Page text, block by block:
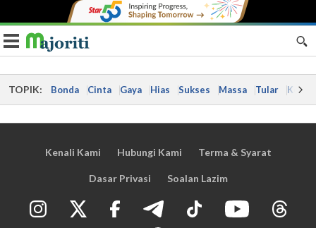
Toggle navigation
TOPIK: Bonda Cinta Gaya Hias Sukses Massa Tular Kes
Kenali Kami Hubungi Kami Terma & Syarat
Dasar Privasi Soalan Lazim